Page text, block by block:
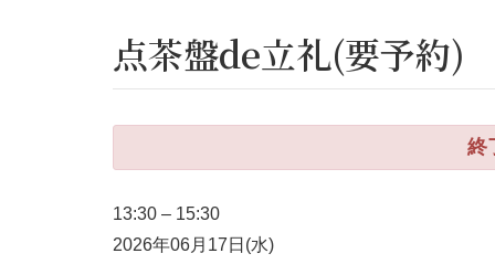
点茶盤de立礼(要予約)
13:30 – 15:30
2026年06月17日(水)